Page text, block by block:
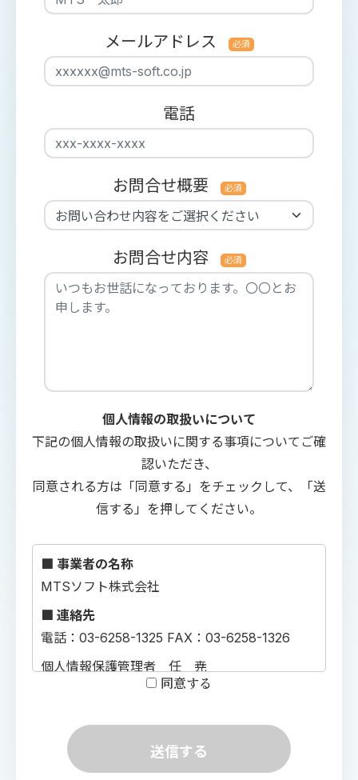
メールアドレス 必須
電話
お問合せ概要 必須
お問合せ内容 必須
個人情報の取扱いについて
下記の個人情報の取扱いに関する事項についてご確
認いただき、
同意される方は「同意する」をチェックして、「送
信する」を押してください。
■ 事業者の名称
MTSソフト株式会社
■ 連絡先
電話：03-6258-1325 FAX：03-6258-1326
個人情報保護管理者 任 尭
苦情相談に対応するため
■ 第三者提供
同意する
送信する